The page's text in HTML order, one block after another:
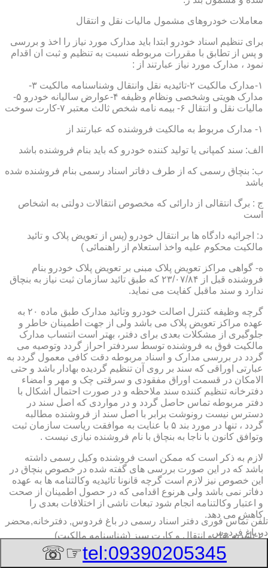
معاملات خودروهای مشمول مالیات نقل و انتقال
برای تنظیم اسناد خودرو ابتدا باید مدارک مورد نیاز را اخذ و بررسی
و پس از تطابق با مقررات مربوطه نسبت به تنظیم و ثبت ان اقدام
نمود ، مدارک مورد نیاز عبارتند از :
۱-مدارک مالکیت ۲-تائیدیه نقل وانتقال وشناسنامه مالکیت ۳-
مدارک هویتی وشخصی ونظام وظیفه ۴-عوارض سالیانه خودرو ۵-
مالیات نقل و انتقال ۶- بیمه نامه شخص ثالث معتبر ۷-کارت سوخت
۱- مدارک مربوط به مالکیت فروشنده که عبارتند از
الف: سند کمپانی یا تولید کننده خودرو که باید بنام فروشنده باشد
ب: بنچاق رسمی که از طرف دفاتر اسناد رسمی بنام فروشنده شده
باشد
ج : برگ انتقالی از دارائی که مخصوص انتقالات دولتی به اشخاص
است
د: اجرائیه دادگاه ها بر انتقال خودرو (پس از تعویض پلاک و تائید
مالکیت محکوم علیه واخذ استعلام از راهنمائی )
ه- گواهی مراکز تعویض پلاک مبنی بر تعویض پلاک خودرو بنام
فروشنده قبل از ۲۳/۰۷/۸۴ که طبق تائید سازمان ثبت نیاز به بنچاق
ندارد و سند ماقبل کفایت می نماید.
گرچه وظیفه کنترل اصالت خودرو وتائید مدارک طبق ماده ۲۰ به
عهده مراکز تعویض پلاک می باشد ولی از جهت اطمینان خاطر و
جلوگیری از مشکلات بعدی برای دفتر، بهتر است انتساب مدارک
مالکیت فوق به فروشنده توسط سردفتر احراز گردد وتوصیه می
گردد در بررسی مدارک و اسناد مربوطه دقت کافی معمول گردد به
عبارتی اوراقی که سند بر روی آن تنظیم گردیده بهادار باشد و حتی
الامکان در قسمت اوراق مفقودی و سرقتی چک و مهر و امضاء
دفترخانه تنظیم کننده سند ملاحظه و در صورت احتمال اشکال با
دفتر مربوطه تماس حاصل گردد و در مواردی که اصل سند در
دسترس نیست رونوشت برابر با اصل سند از فروشنده مطالبه
گردد ، تنها در مورد بند ۵ با عنایت به موافقت ریاست سازمان ثبت
وتوافق کانون با ناجا به بنچاق با نام فروشنده نیازی نیست .
لازم به ذکر است که ممکن است فروشنده وکیل رسمی داشته
باشد که در این صورت بررسی های گفته شده در خصوص بنچاق در
این خصوص نیز لازم است گرچه قانونا تائیدیه وکالتنامه ها به عهده
دفاتر نمی باشد ولی هرنوع اقدامی که در حصول اطمینان از صحت
و اعتبار وکالتنامه انجام شود تبعات ناشی از اختلافات بعدی را
کاهش می دهد.
۲-تائیدیه نقل و انتقال و کارت سبز (شناسنامه مالکیت)
برگ تائیدیه نقل و انتقال صادره از مراکز تعویض پلاک حاوی
تلفن تماس فوری دفتر اسناد رسمی در باغ فردوس, دفترخانه,محضر
در باغ فردوس
tel:09390205345
☞☏